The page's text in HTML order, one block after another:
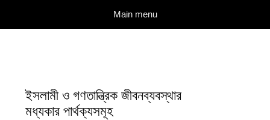
Main menu
ইসলামী ও গণতান্ত্রিক জীবনব্যবস্থার
মধ্যকার পার্থক্যসমূহ